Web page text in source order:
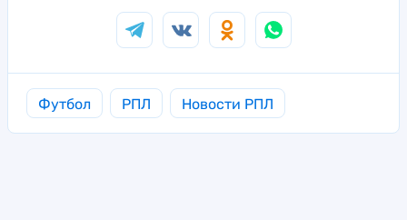
Футбол РПЛ Новости РПЛ